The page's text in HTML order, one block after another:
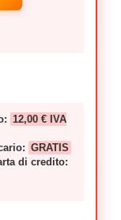
12,00 € IVA
GRATIS
di credito: